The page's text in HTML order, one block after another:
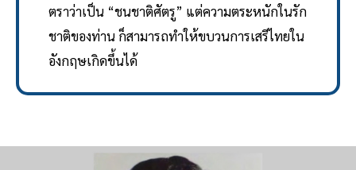
ตราว่าเป็น “ชนชาติศัตรู” แต่ความตระหนักในรัก
ชาติของท่าน ก็สามารถทำให้ขบวนการเสรีไทยใน
อังกฤษเกิดขึ้นได้